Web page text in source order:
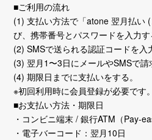
■ご利用の流れ
(1) 支払い方法で「atone 翌月払い
び、携帯番号とパスワードを入力す
(2) SMSで送られる認証コードを入
(3) 翌月1〜3日にメールやSMSで請
(4) 期限日までに支払いをする。
※初回利用時に会員登録が必要です。
■お支払い方法・期限日
・コンビニ端末 / 銀行ATM（Pay-
・電子バーコード：翌月10日